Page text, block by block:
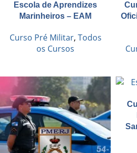
Escola de Aprendizes
Marinheiros – EAM
Curso Pré Militar, Todos
os Cursos